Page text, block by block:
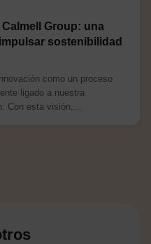
Group: una
sostenibilidad
como un proceso
ligado a nuestra
Con esta visión,...